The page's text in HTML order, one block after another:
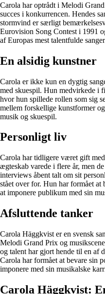
Carola har optrådt i Melodi
succes i konkurrencen. Hendes
stormvind er særligt
Eurovision Song Contest i 1991
af Europas mest talentfulde
En alsidig kunstner
Carola er ikke kun en dygtig
med skuespil. Hun medvirkede i
hvor hun spillede rollen som sig
mellem forskellige kunstformer
musik og skuespil.
Personligt liv
Carola har tidligere været gift
ægteskab varede i flere år, men
interviews åbent talt om sit
stået over for. Hun har formået
at imponere publikum med sin
Afsluttende tanker
Carola Häggkvist er en svensk
Melodi Grand Prix og
og talent har gjort hende til en af
Carola har formået at bevare sin
imponere med sin musikalske
Carola Häggkvist: